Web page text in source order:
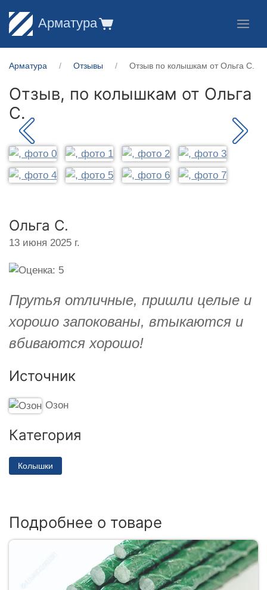
Арматура
Арматура Отзывы Отзыв по колышкам от Ольга С.
Отзыв, по колышкам от Ольга
С.
Ольга С.
13 июня 2025 г.
Прутья отличные, пришли целые и
хорошо запокованы, втыкаются и
вбиваются хорошо!
Источник
Озон
Категория
Колышки
Подробнее о товаре